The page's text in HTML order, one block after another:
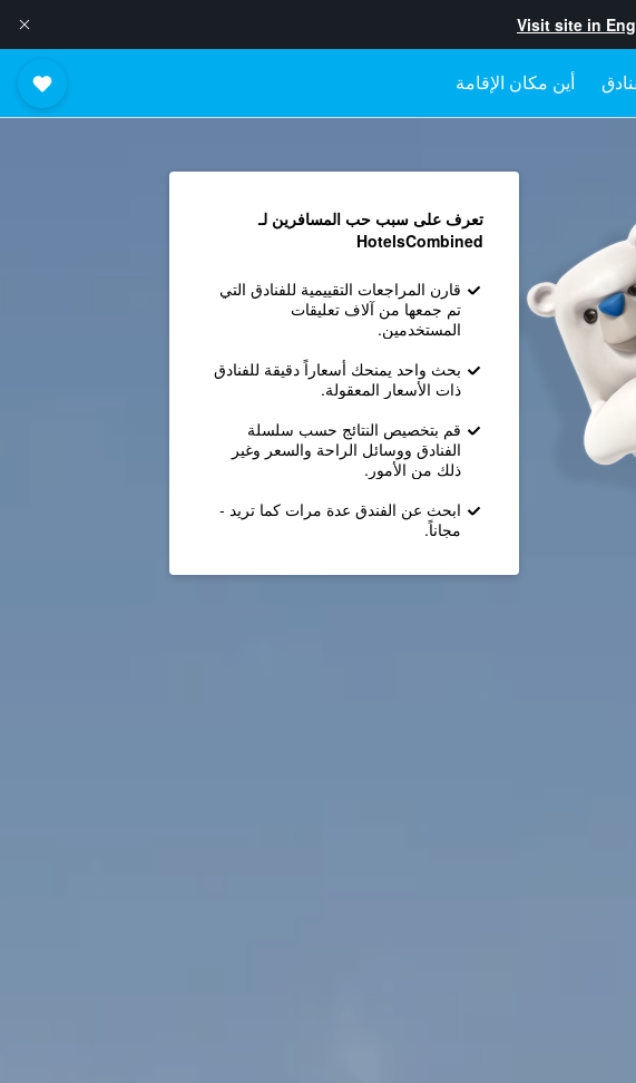
Visit site in
أين مكان الإقامة
تعرف على سبب حب المسافرين لـ
HotelsCombined
قارن المراجعات التقييمية للفنادق التي
تم جمعها من آلاف تعليقات
المستخدمين.
بحث واحد يمنحك أسعاراً دقيقة للفنادق
ذات الأسعار المعقولة.
قم بتخصيص النتائج حسب سلسلة
الفنادق ووسائل الراحة والسعر وغير
ذلك من الأمور.
ابحث عن الفندق عدة مرات كما تريد -
مجاناً.